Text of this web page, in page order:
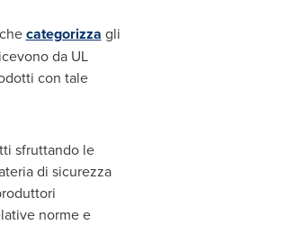
categorizza gli
da UL
con tale
sfruttando le
di sicurezza
norme e